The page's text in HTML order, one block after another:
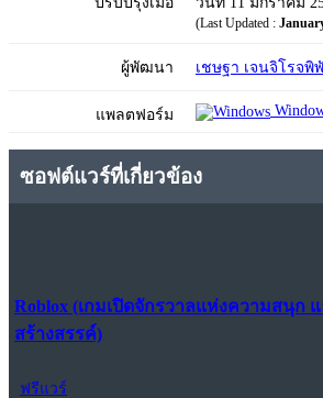
(Last Updated :
ผู้พัฒนา เชษฐา เจนจิโรจ
แพลตฟอร์ม
ซอฟต์แวร์ที่เกี่ยวข้อง
Roblox (เกมเปิดจักรวาลแห่งความสนุก
สร้างสรรค์)
ฟรีแวร์